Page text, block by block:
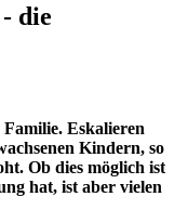
die
Eskalieren
Kindern, so
Ob dies möglich ist
hat, ist aber vielen